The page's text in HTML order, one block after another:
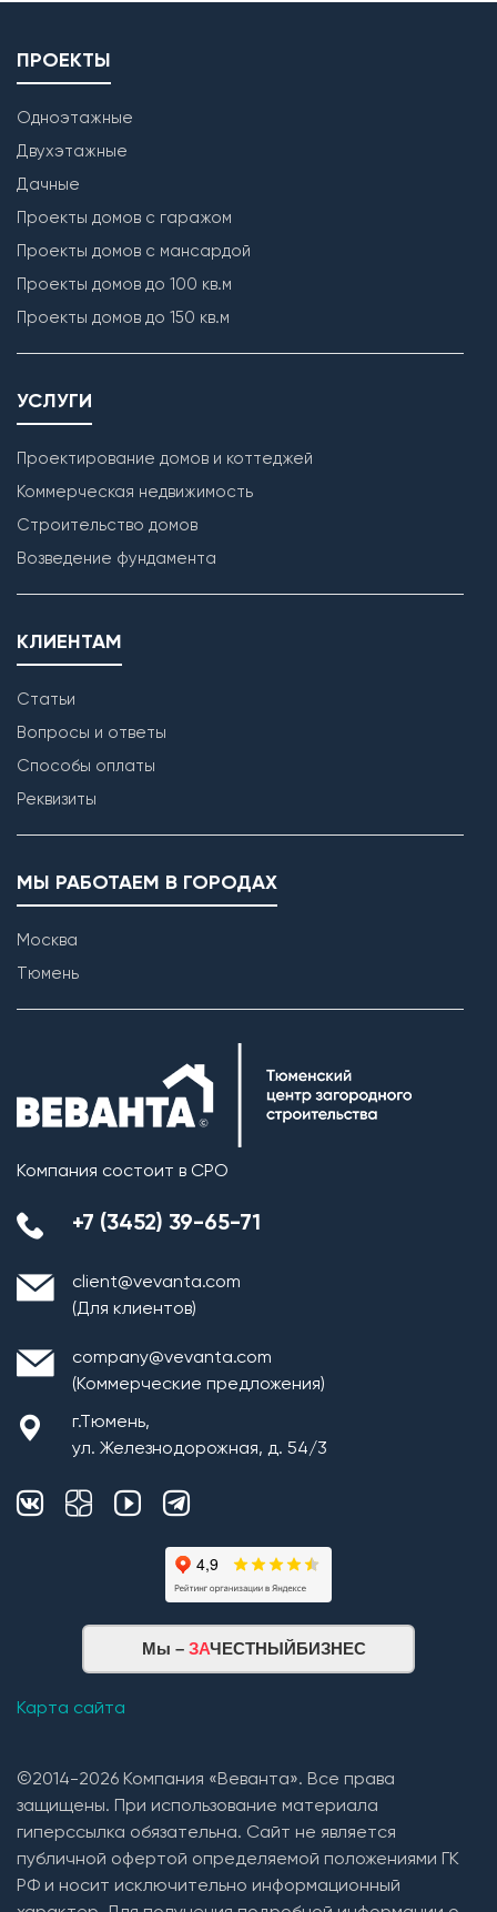
ПРОЕКТЫ
Одноэтажные
Двухэтажные
Дачные
Проекты домов с гаражом
Проекты домов с мансардой
Проекты домов до 100 кв.м
Проекты домов до 150 кв.м
УСЛУГИ
Проектирование домов и коттеджей
Коммерческая недвижимость
Строительство домов
Возведение фундамента
КЛИЕНТАМ
Статьи
Вопросы и ответы
Способы оплаты
Реквизиты
МЫ РАБОТАЕМ В ГОРОДАХ
Москва
Тюмень
Компания состоит в СРО
+7 (3452) 39-65-71
client@vevanta.com
(Для клиентов)
company@vevanta.com
(Коммерческие предложения)
г.Тюмень,
ул. Железнодорожная, д. 54/3
Мы – ЗАЧЕСТНЫЙБИЗНЕС
Карта сайта
©2014-2026 Компания «Веванта». Все права
защищены. При использование материала
гиперссылка обязательна. Сайт не является
публичной офертой определяемой положениями ГК
РФ и носит исключительно информационный